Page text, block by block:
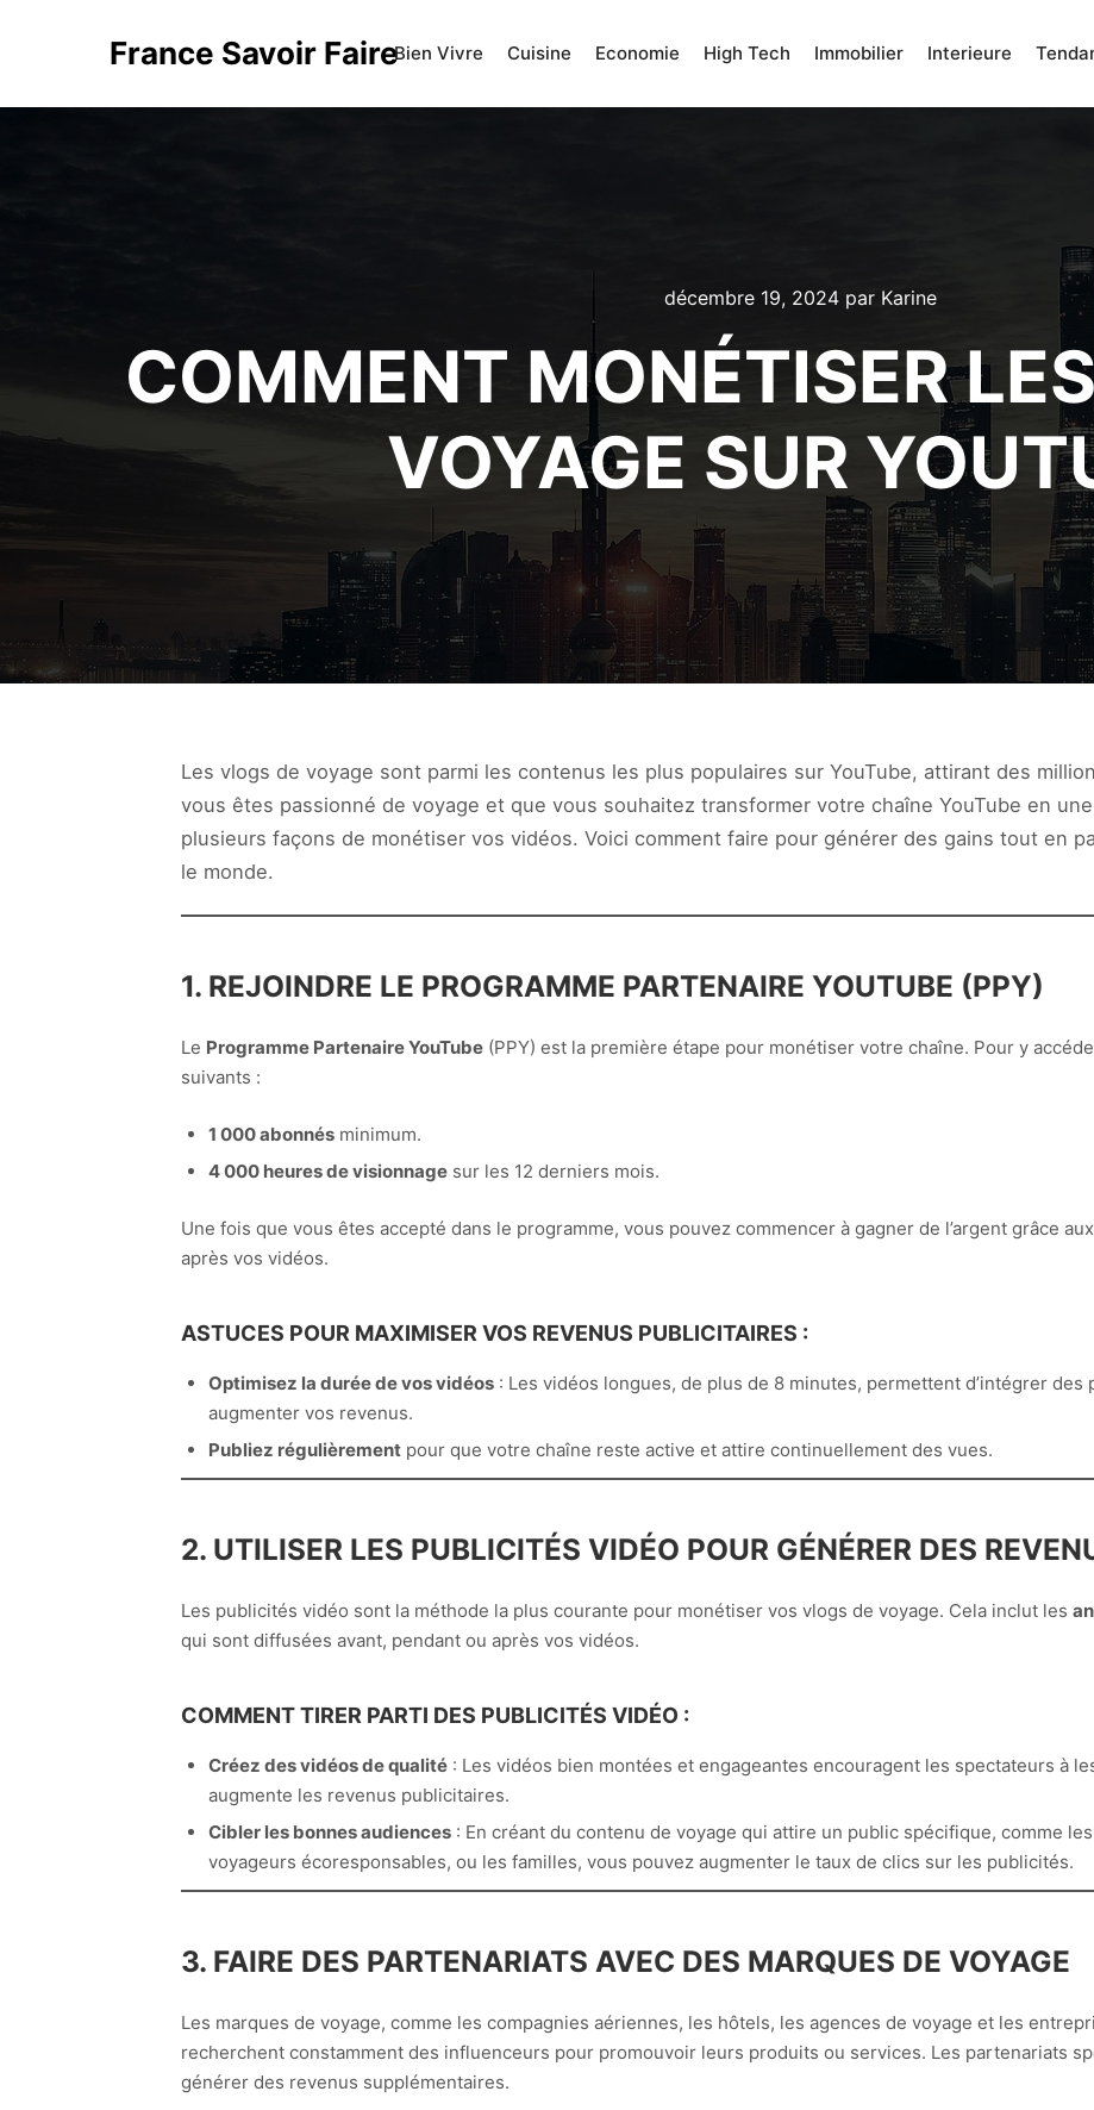
France Savoir FaireBien Vivre Cuisine Economie High Tech Immobilier Interieure
décembre 19, 2024par Karine
COMMENT MONÉTISER
VOYAGE SUR
Les vlogs de voyage sont parmi les contenus les plus populaires sur YouTube, attirant des
vous êtes passionné de voyage et que vous souhaitez transformer votre chaîne YouTube en
plusieurs façons de monétiser vos vidéos. Voici comment faire pour générer des gains tout en
le monde.
1. REJOINDRE LE PROGRAMME PARTENAIRE YOUTUBE (PPY)
Le Programme Partenaire YouTube (PPY) est la première étape pour monétiser votre chaîne. Pour y
suivants :
1 000 abonnésminimum.
4 000 heures de visionnagesur les 12 derniers mois.
Une fois que vous êtes accepté dans le programme, vous pouvez commencer à gagner de l’argent grâce
après vos vidéos.
ASTUCES POUR MAXIMISER VOS REVENUS PUBLICITAIRES :
Optimisez la durée de vos vidéos: Les vidéos longues, de plus de 8 minutes, permettent d’intégrer
augmenter vos revenus.
Publiez régulièrementpour que votre chaîne reste active et attire continuellement des vues.
2. UTILISER LES PUBLICITÉS VIDÉO POUR GÉNÉRER DES
Les publicités vidéo sont la méthode la plus courante pour monétiser vos vlogs de voyage. Cela inclut les
qui sont diffusées avant, pendant ou après vos vidéos.
COMMENT TIRER PARTI DES PUBLICITÉS VIDÉO :
Créez des vidéos de qualité: Les vidéos bien montées et engageantes encouragent les spectateurs à
augmente les revenus publicitaires.
Cibler les bonnes audiences: En créant du contenu de voyage qui attire un public spécifique, comme les
voyageurs écoresponsables, ou les familles, vous pouvez augmenter le taux de clics sur les publicités.
3. FAIRE DES PARTENARIATS AVEC DES MARQUES DE VOYAGE
Les marques de voyage, comme les compagnies aériennes, les hôtels, les agences de voyage et les
recherchent constamment des influenceurs pour promouvoir leurs produits ou services. Les partenariats
générer des revenus supplémentaires.